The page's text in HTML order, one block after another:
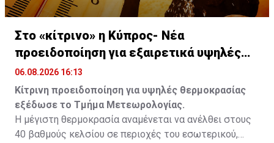
Στο «κίτρινο» η Κύπρος- Νέα
προειδοποίηση για εξαιρετικά υψηλές
θερμοκρασίες
06.08.2026 16:13
Κίτρινη προειδοποίηση για υψηλές θερμοκρασίας
εξέδωσε το Τμήμα Μετεωρολογίας.
Η μέγιστη θερμοκρασία αναμένεται να ανέλθει στους
40 βαθμούς κελσίου σε περιοχές του εσωτερικού,